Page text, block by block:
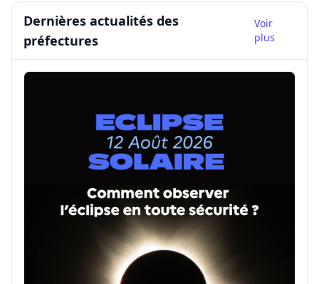
Dernières actualités des
préfectures
Voir
plus